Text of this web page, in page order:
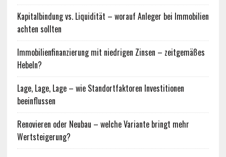
Kapitalbindung vs. Liquidität – worauf Anleger bei Immobilien
achten sollten
Immobilienfinanzierung mit niedrigen Zinsen – zeitgemäßes
Hebeln?
Lage, Lage, Lage – wie Standortfaktoren Investitionen
beeinflussen
Renovieren oder Neubau – welche Variante bringt mehr
Wertsteigerung?